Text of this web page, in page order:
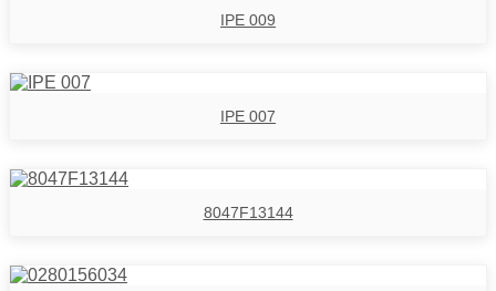
IPE 009
IPE 007
8047F13144